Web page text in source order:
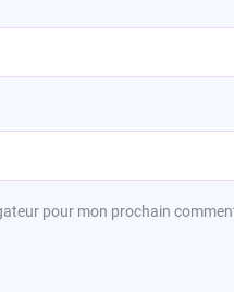
pour mon prochain